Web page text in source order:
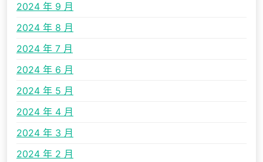
2024 年 9 月
2024 年 8 月
2024 年 7 月
2024 年 6 月
2024 年 5 月
2024 年 4 月
2024 年 3 月
2024 年 2 月